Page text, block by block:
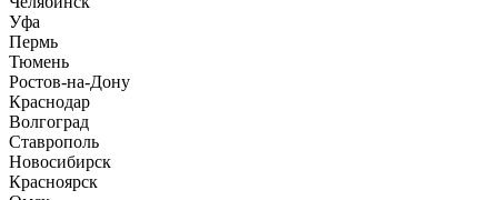
Уфа
Пермь
Тюмень
Ростов-на-Дону
Краснодар
Волгоград
Ставрополь
Новосибирск
Красноярск